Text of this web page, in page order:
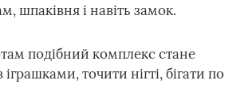
шпаківня і навіть замок.
подібний комплекс стане
точити нігті, бігати по